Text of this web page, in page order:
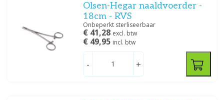
Olsen-Hegar naaldvoerder -
18cm - RVS
Onbeperkt sterliseerbaar
€ 41,28 excl. btw
€ 49,95 incl. btw
- +